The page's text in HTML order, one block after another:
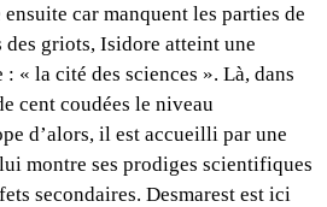
car manquent les parties de
griots, Isidore atteint une
« la cité des sciences ». Là, dans
cent coudées le niveau
d’alors, il est accueilli par une
montre ses prodiges scientifiques
secondaires. Desmarest est ici